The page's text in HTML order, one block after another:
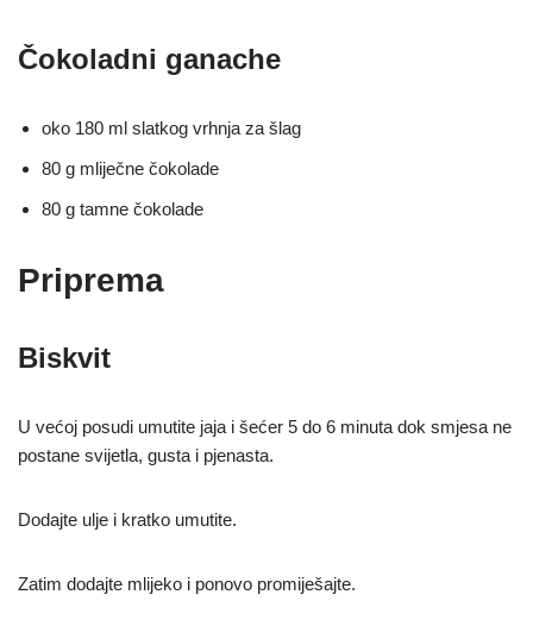
Čokoladni ganache
oko 180 ml slatkog vrhnja za šlag
80 g mliječne čokolade
80 g tamne čokolade
Priprema
Biskvit
U većoj posudi umutite jaja i šećer 5 do 6 minuta dok smjesa ne
postane svijetla, gusta i pjenasta.
Dodajte ulje i kratko umutite.
Zatim dodajte mlijeko i ponovo promiješajte.